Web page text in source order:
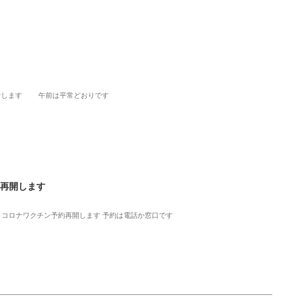
します 午前は平常どおりです
開します
ロナワクチン予約再開します 予約は電話か窓口です